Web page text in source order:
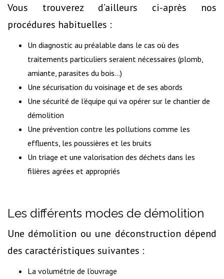
Vous trouverez d’ailleurs ci-après nos
procédures habituelles :
Un diagnostic au préalable dans le cas où des
traitements particuliers seraient nécessaires (plomb,
amiante, parasites du bois...)
Une sécurisation du voisinage et de ses abords
Une sécurité de l’équipe qui va opérer sur le chantier de
démolition
Une prévention contre les pollutions comme les
effluents, les poussières et les bruits
Un triage et une valorisation des déchets dans les
filières agrées et appropriés
Les différents modes de démolition
Une démolition ou une déconstruction dépend
des caractéristiques suivantes :
La volumétrie de l’ouvrage